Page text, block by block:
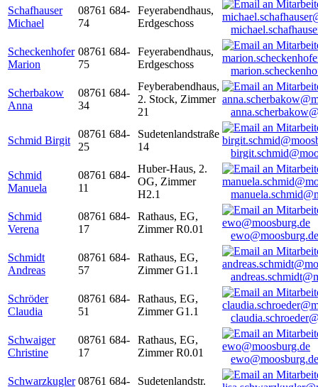
Schafhauser
Michael
08761 684-
74
Feyerabendhaus,
Erdgeschoss
Scheckenhofer
Marion
08761 684-
75
Feyerabendhaus,
Erdgeschoss
Scherbakow
Anna
08761 684-
34
Feyberabendhaus,
2. Stock, Zimmer
21
Schmid Birgit
08761 684-
25
Sudetenlandstraße
14
Schmid
Manuela
08761 684-
11
Huber-Haus, 2.
OG, Zimmer
H2.1
Schmid
Verena
08761 684-
17
Rathaus, EG,
Zimmer R0.01
ewo@moosburg.de
Schmidt
Andreas
08761 684-
57
Rathaus, EG,
Zimmer G1.1
Schröder
Claudia
08761 684-
51
Rathaus, EG,
Zimmer G1.1
Schwaiger
Christine
08761 684-
17
Rathaus, EG,
Zimmer R0.01
ewo@moosburg.de
Schwarzkugler 08761 684-
Sudetenlandstr.